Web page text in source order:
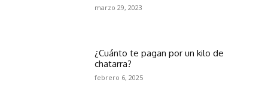
marzo 29, 2023
¿Cuánto te pagan por un kilo de
chatarra?
febrero 6, 2025